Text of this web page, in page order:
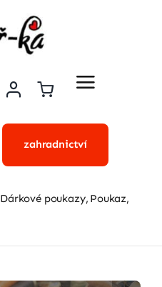
zahradnictví
Dárkové poukazy Poukaz